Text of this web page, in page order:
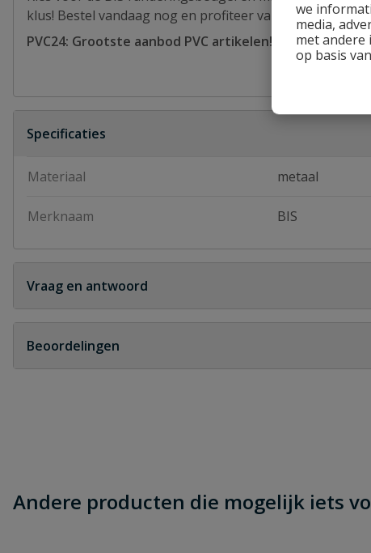
we
media,
met andere
op basis
klus! Bestel vandaag nog en profiteer van onze scherpe
PVC24: Grootste aanbod PVC artikelen!
Specificaties
Materiaal metaal
Merknaam BIS
Vraag en antwoord
Geen vragen
Beoordelingen
Andere producten die mogelijk iets